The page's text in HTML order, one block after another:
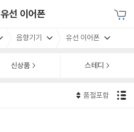
유선 이어폰
음향기기 유선 이어폰
신상품 스테디
품절포함